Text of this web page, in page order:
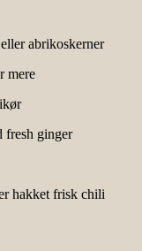
abrikoskerner
mere
fresh ginger
hakket frisk chili